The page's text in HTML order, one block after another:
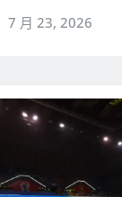
7 月 23, 2026